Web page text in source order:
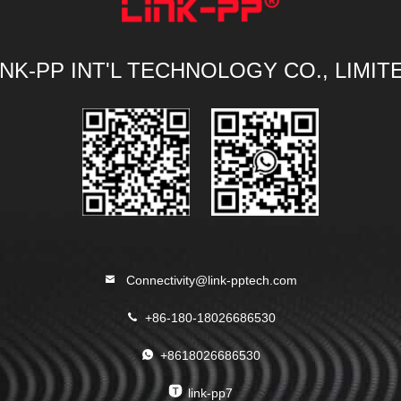
PP INT'L TECHNOLOGY CO.,
Connectivity@link-pptech.com
+86-180-18026686530
+8618026686530
link-pp7